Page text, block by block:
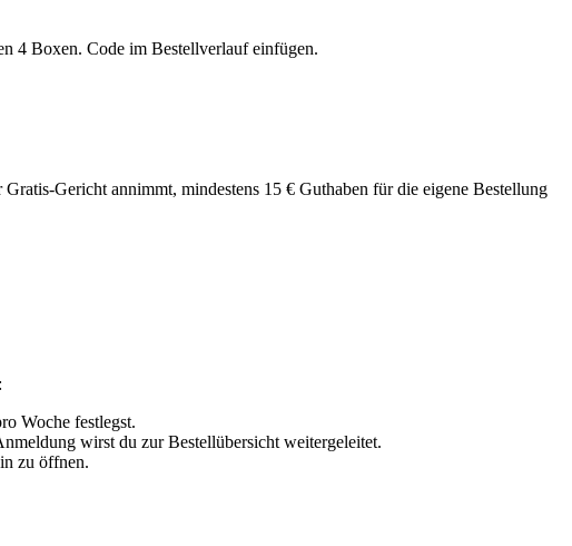
4 Boxen. Code im Bestellverlauf einfügen.
Gericht annimmt, mindestens 15 € Guthaben für die eigene Bestellung
Woche festlegst.
wirst du zur Bestellübersicht weitergeleitet.
zu öffnen.